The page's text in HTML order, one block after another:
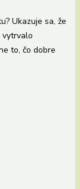
Ukazuje sa, že
vytrvalo
to, čo dobre